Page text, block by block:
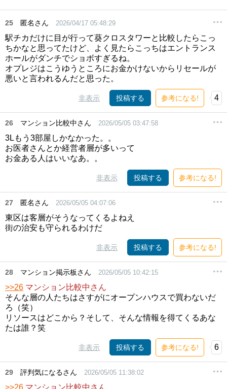
25 匿名さん 2026/04/17 05:48:29
駅チカだけに目が行って葵クロスタワーと比較したらこっ
ちかなと思ってたけど、よく見たらこっちはエントランス
ホールがダンチでショボすぎるね。
オプレジはこうゆうところにお金かけないからリセールが
悪いと言われるんだと思った。
非表示 投稿する 参考になる! 4
26 マンション比較中さん 2026/05/05 03:47:58
3Lもう3部屋しかなかった。。
お医者さんとか経営者層が多いって
お金ある人はいいなあ。。
非表示 投稿する 参考になる!
27 匿名さん 2026/05/05 04:07:06
東区は客層がそうなってくるよねえ
街の治安も守られるわけだ
非表示 投稿する 参考になる!
28 マンション掲示板さん 2026/05/05 10:42:15
>>26 マンション比較中さん
そんな層の人たちはさすがにオープンハウスで買わないだ
ろ（笑）
リソースはどこから？そして、そんな情報を得てくるあな
たは誰？笑
非表示 投稿する 参考になる! 6
29 評判気になるさん 2026/05/05 11:38:02
>>26 マンション比較中さん